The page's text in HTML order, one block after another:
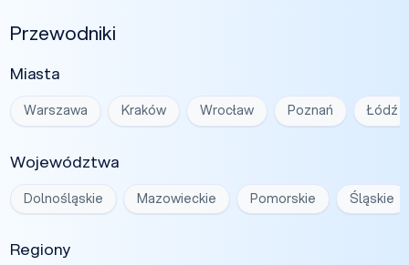
Przewodniki
Miasta
Warszawa Kraków Wrocław Poznań Łódź
Województwa
Dolnośląskie Mazowieckie Pomorskie Śląskie
Regiony